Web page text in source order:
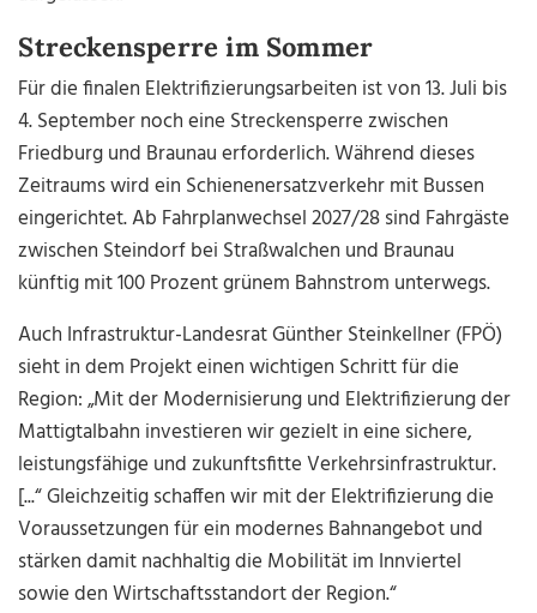
Streckensperre im Sommer
Für die finalen Elektrifizierungsarbeiten ist von 13. Juli bis
4. September noch eine Streckensperre zwischen
Friedburg und Braunau erforderlich. Während dieses
Zeitraums wird ein Schienenersatzverkehr mit Bussen
eingerichtet. Ab Fahrplanwechsel 2027/28 sind Fahrgäste
zwischen Steindorf bei Straßwalchen und Braunau
künftig mit 100 Prozent grünem Bahnstrom unterwegs.
Auch Infrastruktur-Landesrat Günther Steinkellner (FPÖ)
sieht in dem Projekt einen wichtigen Schritt für die
Region: „Mit der Modernisierung und Elektrifizierung der
Mattigtalbahn investieren wir gezielt in eine sichere,
leistungsfähige und zukunftsfitte Verkehrsinfrastruktur.
[...“ Gleichzeitig schaffen wir mit der Elektrifizierung die
Voraussetzungen für ein modernes Bahnangebot und
stärken damit nachhaltig die Mobilität im Innviertel
sowie den Wirtschaftsstandort der Region.“